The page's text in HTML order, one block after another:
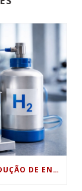
O PAPEL DOS CATALISADORES NA PRODUÇÃO DE ENERGIA LIMPA